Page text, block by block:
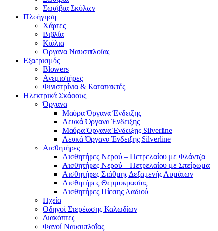
Σωσίβια Σκύλων
Πλοήγηση
Χάρτες
Βιβλία
Κιάλια
Όργανα Ναυσιπλοΐας
Εξαερισμός
Blowers
Ανεμιστήρες
Φινιστρίνια & Καταπακτές
Ηλεκτρικά Σκάφους
Όργανα
Μαύρα Όργανα Ένδειξης
Λευκά Όργανα Ένδειξης
Μαύρα Όργανα Ένδειξης Silverline
Λευκά Όργανα Ένδειξης Silverline
Αισθητήρες
Αισθητήρες Νερού – Πετρελαίου με Φλάντζα
Αισθητήρες Νερού – Πετρελαίου με Σπείρωμα
Αισθητήρες Στάθμης Δεξαμενής Λυμάτων
Αισθητήρες Θερμοκρασίας
Αισθητήρες Πίεσης Λαδιού
Ηχεία
Οδηγοί Στερέωσης Καλωδίων
Διακόπτες
Φανοί Ναυσιπλοΐας